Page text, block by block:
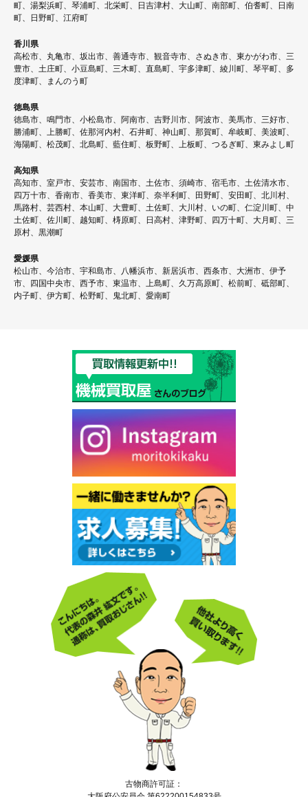
町、湯梨浜町、琴浦町、北栄町、日吉津村、大山町、南部町、伯耆町、日南
町、日野町、江府町
香川県
高松市、丸亀市、坂出市、善通寺市、観音寺市、さぬき市、東かがわ市、三
豊市、土庄町、小豆島町、三木町、直島町、宇多津町、綾川町、琴平町、多
度津町、まんのう町
徳島県
徳島市、鳴門市、小松島市、阿南市、吉野川市、阿波市、美馬市、三好市、
勝浦町、上勝町、佐那河内村、石井町、神山町、那賀町、牟岐町、美波町、
海陽町、松茂町、北島町、藍住町、板野町、上板町、つるぎ町、東みよし町
高知県
高知市、室戸市、安芸市、南国市、土佐市、須崎市、宿毛市、土佐清水市、
四万十市、香南市、香美市、東洋町、奈半利町、田野町、安田町、北川村、
馬路村、芸西村、本山町、大豊町、土佐町、大川村、いの町、仁淀川町、中
土佐町、佐川町、越知町、梼原町、日高村、津野町、四万十町、大月町、三
原村、黒潮町
愛媛県
松山市、今治市、宇和島市、八幡浜市、新居浜市、西条市、大洲市、伊予
市、四国中央市、西予市、東温市、上島町、久万高原町、松前町、砥部町、
内子町、伊方町、松野町、鬼北町、愛南町
古物商許可証：